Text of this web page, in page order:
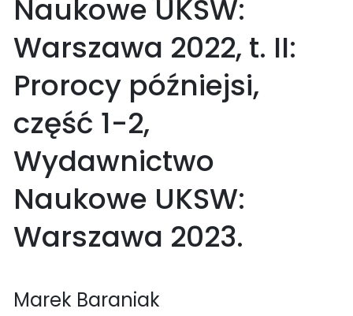
Naukowe UKSW:
Warszawa 2022, t. II:
Prorocy późniejsi,
część 1-2,
Wydawnictwo
Naukowe UKSW:
Warszawa 2023.
Marek Baraniak